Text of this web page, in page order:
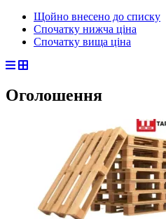
Щойно внесено до списку
Спочатку нижча ціна
Спочатку вища ціна
Оголошення